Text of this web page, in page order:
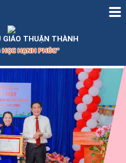
GIÁO THUẬN THÀNH
HẠNH PHÚC